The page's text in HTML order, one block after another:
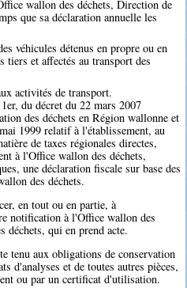
wallon des déchets, Direction de
que sa déclaration annuelle les
véhicules détenus en propre ou en
tiers et affectés au transport des
activités de transport.
du décret du 22 mars 2007
des déchets en Région wallonne et
1999 relatif à l'établissement, au
de taxes régionales directes,
à l'Office wallon des déchets,
une déclaration fiscale sur base des
des déchets.
en tout ou en partie, à
notification à l'Office wallon des
déchets, qui en prend acte.
tenu aux obligations de conservation
d'analyses et de toutes autres pièces,
ou par un certificat d'utilisation.